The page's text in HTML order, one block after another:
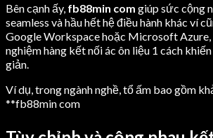
Bên cạnh ấy, fb88min com giúp sức cộng
seamless và hầu hết hệ điều hành khác ví
Google Workspace hoặc Microsoft
nghiệm hàng kết nối ác ôn liệu 1 cách
giản.
Ví dụ, trong ngành nghề, tổ ấm bao gồm
**fb88min com